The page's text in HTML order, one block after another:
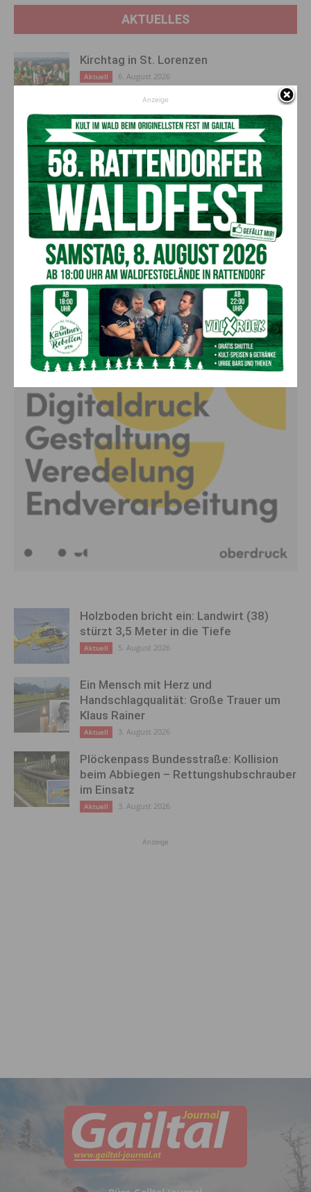
AKTUELLES
Kirchtag in St. Lorenzen
Aktuell 6. August 2026
50 Liter Kraftstoff ausgetreten:
Feuerwehreinsatz in Möderndorf
Aktuell 5. August 2026
Großeinsatz in Arnoldstein:
Grenzüberschreitende Suchaktion nach
Schweizer (67)
Aktuell 5. August 2026
Anzeige
Holzboden bricht ein: Landwirt (38)
stürzt 3,5 Meter in die Tiefe
Aktuell 5. August 2026
Ein Mensch mit Herz und
Handschlagqualität: Große Trauer um
Klaus Rainer
Aktuell 3. August 2026
Plöckenpass Bundesstraße: Kollision
beim Abbiegen – Rettungshubschrauber
im Einsatz
Aktuell 3. August 2026
Anzeige
Anzeige